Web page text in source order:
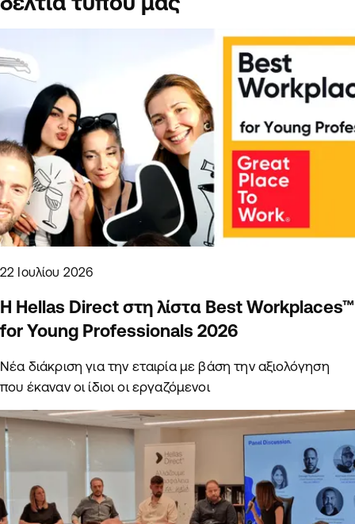
22 Ιουλίου 2026
Η Hellas Direct στη λίστα Best Workplaces™
for Young Professionals 2026
Νέα διάκριση για την εταιρία με βάση την αξιολόγηση
που έκαναν οι ίδιοι οι εργαζόμενοι